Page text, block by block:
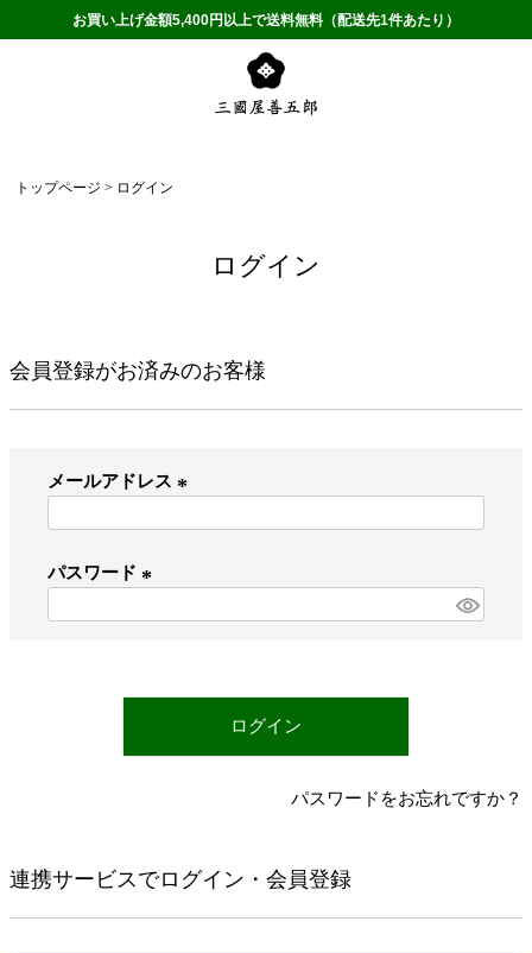
お買い上げ金額5,400円以上で送料無料（配送先1件あたり）
トップページ ログイン
ログイン
会員登録がお済みのお客様
メールアドレス
パスワード
)
ログイン
パスワードをお忘れですか？
連携サービスでログイン・会員登録